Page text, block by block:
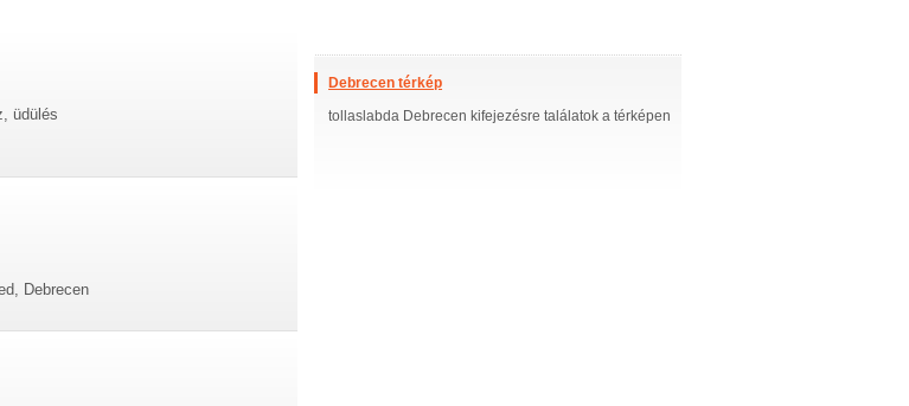
üdülés
Debrecen
Debrecen térkép
tollaslabda Debrecen kifejezésre találatok a térképen